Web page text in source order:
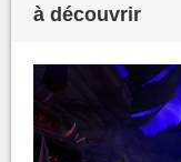
à découvrir